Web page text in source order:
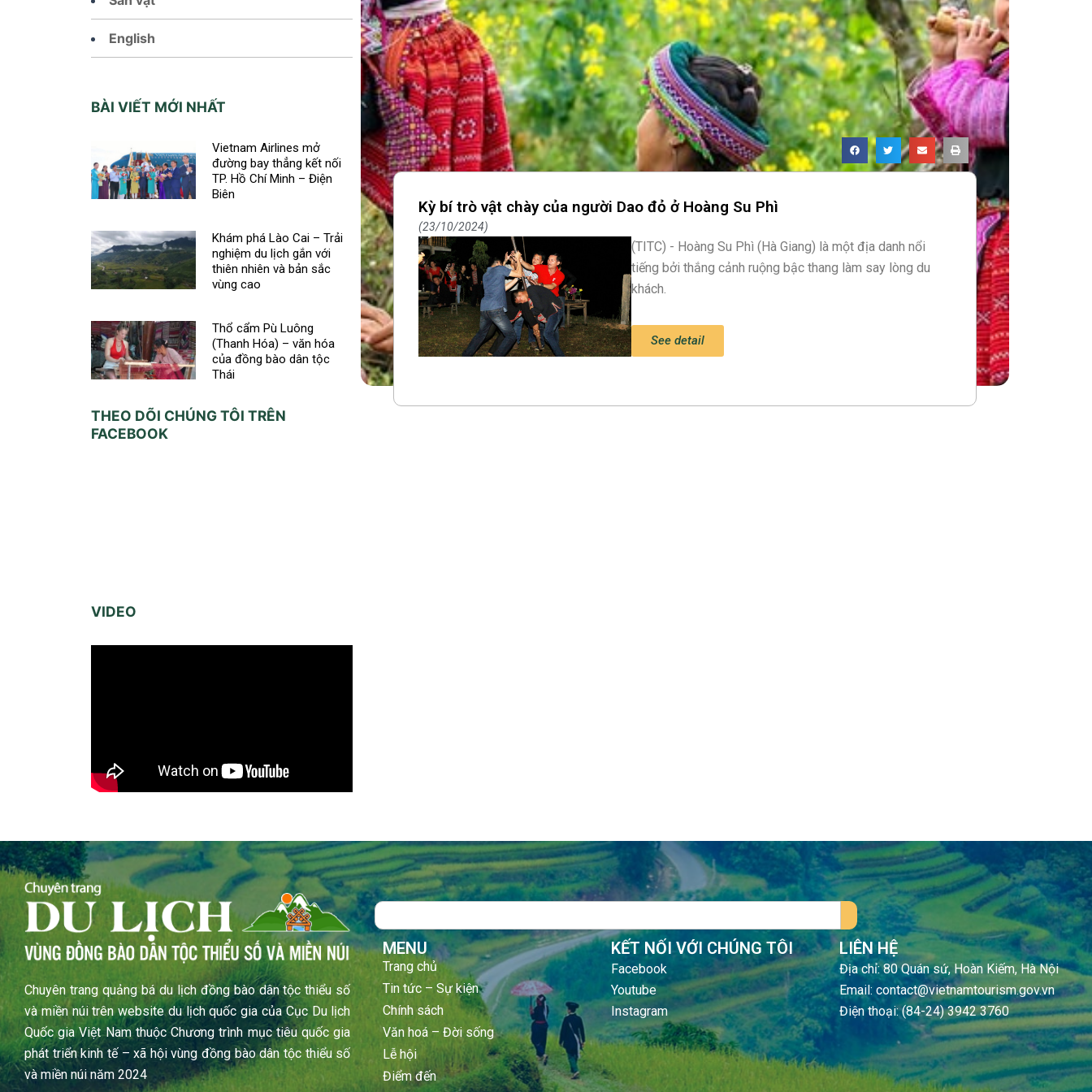
English
BÀI VIẾT MỚI NHẤT
Vietnam Airlines mở
đường bay thẳng kết nối
TP. Hồ Chí Minh – Điện
Biên
Khám phá Lào Cai – Trải
nghiệm du lịch gắn với
thiên nhiên và bản sắc
vùng cao
Thổ cẩm Pù Luông
(Thanh Hóa) – văn hóa
của đồng bào dân tộc
Thái
THEO DÕI CHÚNG TÔI TRÊN
FACEBOOK
VIDEO
Kỳ bí trò vật chày của người Dao đỏ ở Hoàng Su Phì
23/10/2024
(TITC) - Hoàng Su Phì (Hà Giang) là một địa danh nổi
tiếng bởi thắng cảnh ruộng bậc thang làm say lòng du
khách.
See detail
Chuyên trang quảng bá du lịch đồng bào dân tộc thiểu số
và miền núi trên website du lịch quốc gia của Cục Du lịch
Quốc gia Việt Nam thuộc Chương trình mục tiêu quốc gia
phát triển kinh tế – xã hội vùng đồng bào dân tộc thiểu số
và miền núi năm 2024
Search
MENU
Trang chủ
Tin tức – Sự kiện
Chính sách
Văn hoá – Đời sống
Lễ hội
Điểm đến
KẾT NỐI VỚI CHÚNG TÔI
Facebook
Youtube
Instagram
LIÊN HỆ
Địa chỉ: 80 Quán sứ, Hoàn Kiếm, Hà Nội
Email: contact@vietnamtourism.gov.vn
Điện thoại: (84-24) 3942 3760